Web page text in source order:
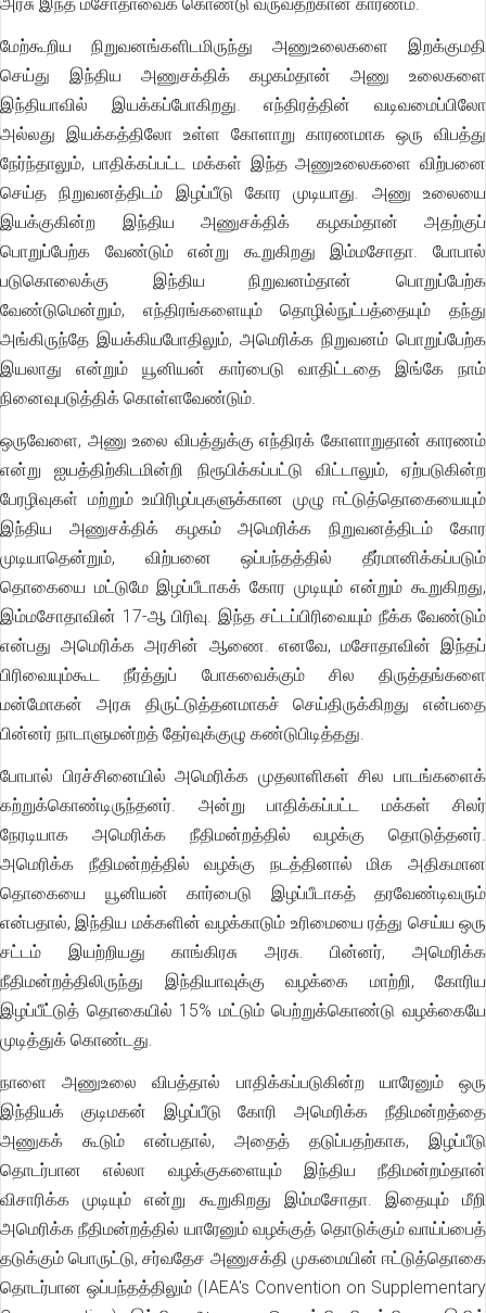
மேற்கூறிய நிறுவனங்களிடமிருந்து அணுஉலைகளை இறக்குமதி
செய்து இந்திய அணுசக்திக் கழகம்தான் அணு உலைகளை
இந்தியாவில் இயக்கப்போகிறது. எந்திரத்தின் வடிவமைப்பிலோ
அல்லது இயக்கத்திலோ உள்ள கோளாறு காரணமாக ஒரு விபத்து
நேர்ந்தாலும், பாதிக்கப்பட்ட மக்கள் இந்த அணுஉலைகளை விற்பனை
செய்த நிறுவனத்திடம் இழப்பீடு கோர முடியாது. அணு உலையை
இயக்குகின்ற இந்திய அணுசக்திக் கழகம்தான் அதற்குப்
பொறுப்பேற்க வேண்டும் என்று கூறுகிறது இம்மசோதா. போபால்
படுகொலைக்கு இந்திய நிறுவனம்தான் பொறுப்பேற்க
வேண்டுமென்றும், எந்திரங்களையும் தொழில்நுட்பத்தையும் தந்து
அங்கிருந்தே இயக்கியபோதிலும், அமெரிக்க நிறுவனம் பொறுப்பேற்க
இயலாது என்றும் யூனியன் கார்பைடு வாதிட்டதை இங்கே நாம்
நினைவுபடுத்திக் கொள்ளவேண்டும்.
ஒருவேளை, அணு உலை விபத்துக்கு எந்திரக் கோளாறுதான் காரணம்
என்று ஐயத்திற்கிடமின்றி நிரூபிக்கப்பட்டு விட்டாலும், ஏற்படுகின்ற
பேரழிவுகள் மற்றும் உயிரிழப்புகளுக்கான முழு ஈட்டுத்தொகையையும்
இந்திய அணுசக்திக் கழகம் அமெரிக்க நிறுவனத்திடம் கோர
முடியாதென்றும், விற்பனை ஒப்பந்தத்தில் தீர்மானிக்கப்படும்
தொகையை மட்டுமே இழப்பீடாகக் கோர முடியும் என்றும் கூறுகிறது,
இம்மசோதாவின் 17-ஆ பிரிவு. இந்த சட்டப்பிரிவையும் நீக்க வேண்டும்
என்பது அமெரிக்க அரசின் ஆணை. எனவே, மசோதாவின் இந்தப்
பிரிவையும்கூட நீர்த்துப் போகவைக்கும் சில திருத்தங்களை
மன்மோகன் அரசு திருட்டுத்தனமாகச் செய்திருக்கிறது என்பதை
பின்னர் நாடாளுமன்றத் தேர்வுக்குழு கண்டுபிடித்தது.
போபால் பிரச்சினையில் அமெரிக்க முதலாளிகள் சில பாடங்களைக்
கற்றுக்கொண்டிருந்தனர். அன்று பாதிக்கப்பட்ட மக்கள் சிலர்
நேரடியாக அமெரிக்க நீதிமன்றத்தில் வழக்கு தொடுத்தனர்.
அமெரிக்க நீதிமன்றத்தில் வழக்கு நடத்தினால் மிக அதிகமான
தொகையை யூனியன் கார்பைடு இழப்பீடாகத் தரவேண்டிவரும்
என்பதால், இந்திய மக்களின் வழக்காடும் உரிமையை ரத்து செய்ய ஒரு
சட்டம் இயற்றியது காங்கிரசு அரசு. பின்னர், அமெரிக்க
நீதிமன்றத்திலிருந்து இந்தியாவுக்கு வழக்கை மாற்றி, கோரிய
இழப்பீட்டுத் தொகையில் 15% மட்டும் பெற்றுக்கொண்டு வழக்கையே
முடித்துக் கொண்டது.
நாளை அணுஉலை விபத்தால் பாதிக்கப்படுகின்ற யாரேனும் ஒரு
இந்தியக் குடிமகன் இழப்பீடு கோரி அமெரிக்க நீதிமன்றத்தை
அணுகக் கூடும் என்பதால், அதைத் தடுப்பதற்காக, இழப்பீடு
தொடர்பான எல்லா வழக்குகளையும் இந்திய நீதிமன்றம்தான்
விசாரிக்க முடியும் என்று கூறுகிறது இம்மசோதா. இதையும் மீறி
அமெரிக்க நீதிமன்றத்தில் யாரேனும் வழக்குத் தொடுக்கும் வாய்ப்பைத்
தடுக்கும் பொருட்டு, சர்வதேச அணுசக்தி முகமையின் ஈட்டுத்தொகை
தொடர்பான ஒப்பந்தத்திலும் (IAEA's Convention on Supplementary